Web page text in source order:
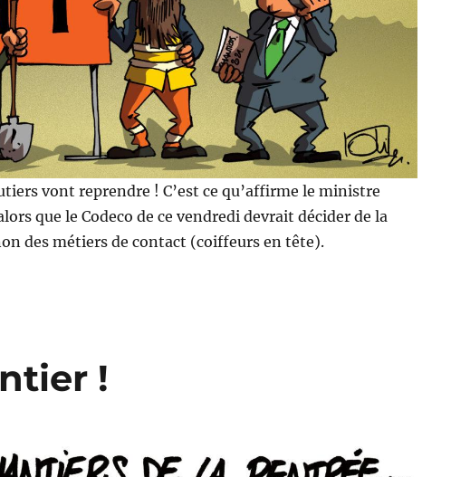
vont reprendre ! C’est ce qu’affirme le ministre
que le Codeco de ce vendredi devrait décider de la
des métiers de contact (coiffeurs en tête).
!